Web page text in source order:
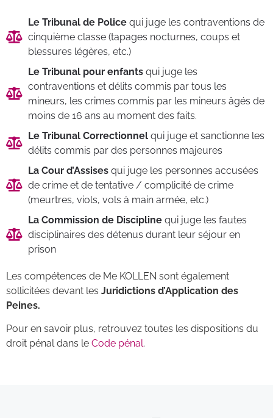
Le Tribunal de Police qui juge les contraventions de
cinquième classe (tapages nocturnes, coups et
blessures légères, etc.)
Le Tribunal pour enfants qui juge les
contraventions et délits commis par tous les
mineurs, les crimes commis par les mineurs âgés de
moins de 16 ans au moment des faits.
Le Tribunal Correctionnel qui juge et sanctionne les
délits commis par des personnes majeures
La Cour d’Assises qui juge les personnes accusées
de crime et de tentative / complicité de crime
(meurtres, viols, vols à main armée, etc.)
La Commission de Discipline qui juge les fautes
disciplinaires des détenus durant leur séjour en
prison
Les compétences de Me KOLLEN sont également
sollicitées devant les Juridictions d’Application des
Peines.
Pour en savoir plus, retrouvez toutes les dispositions du
droit pénal dans le Code pénal.